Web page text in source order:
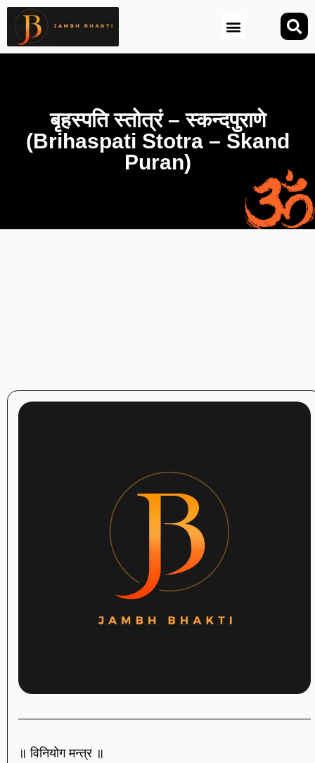
बृहस्पति स्तोत्रं – स्कन्दपुराणे
(Brihaspati Stotra – Skand
Puran)
॥ विनियोग मन्त्र ॥